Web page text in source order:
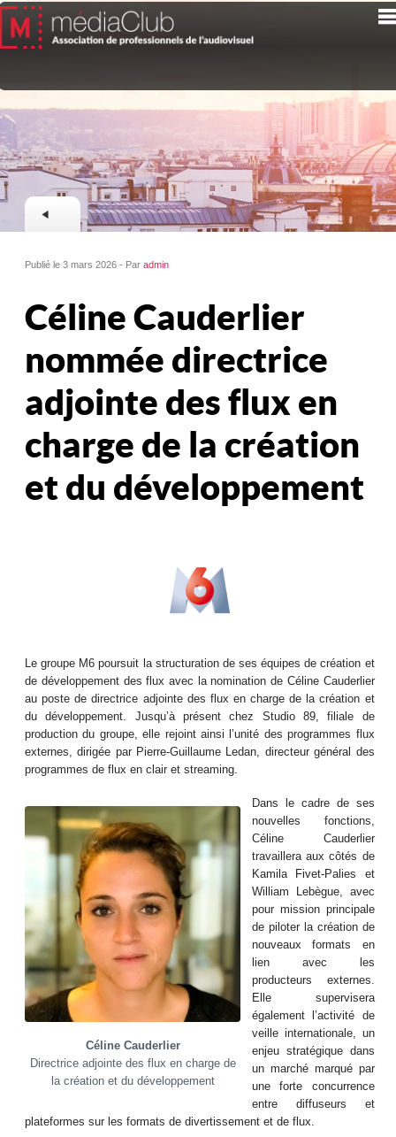
Publié le 3 mars 2026 - Paradmin
Céline Cauderlier
nommée directrice
adjointe des flux en
charge de la création
et du développement
Le groupe M6 poursuit la structuration de ses équipes de création et
de développement des flux avec la nomination de Céline Cauderlier
au poste de directrice adjointe des flux en charge de la création et
du développement. Jusqu’à présent chez Studio 89, filiale de
production du groupe, elle rejoint ainsi l’unité des programmes flux
externes, dirigée par Pierre-Guillaume Ledan, directeur général des
programmes de flux en clair et streaming.
Céline Cauderlier
Directrice adjointe des flux en charge de
la création et du développement
Dans le cadre de ses
nouvelles fonctions,
Céline Cauderlier
travaillera aux côtés de
Kamila Fivet-Palies et
William Lebègue, avec
pour mission principale
de piloter la création de
nouveaux formats en
lien avec les
producteurs externes.
Elle supervisera
également l’activité de
veille internationale, un
enjeu stratégique dans
un marché marqué par
une forte concurrence
entre diffuseurs et
plateformes sur les formats de divertissement et de flux.